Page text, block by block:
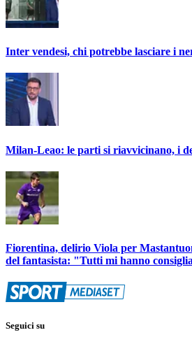
Inter vendesi, chi potrebbe lasciare i
Milan-Leao: le parti si riavvicinano, i
Fiorentina, delirio Viola per
del fantasista: "Tutti mi hanno
Seguici su